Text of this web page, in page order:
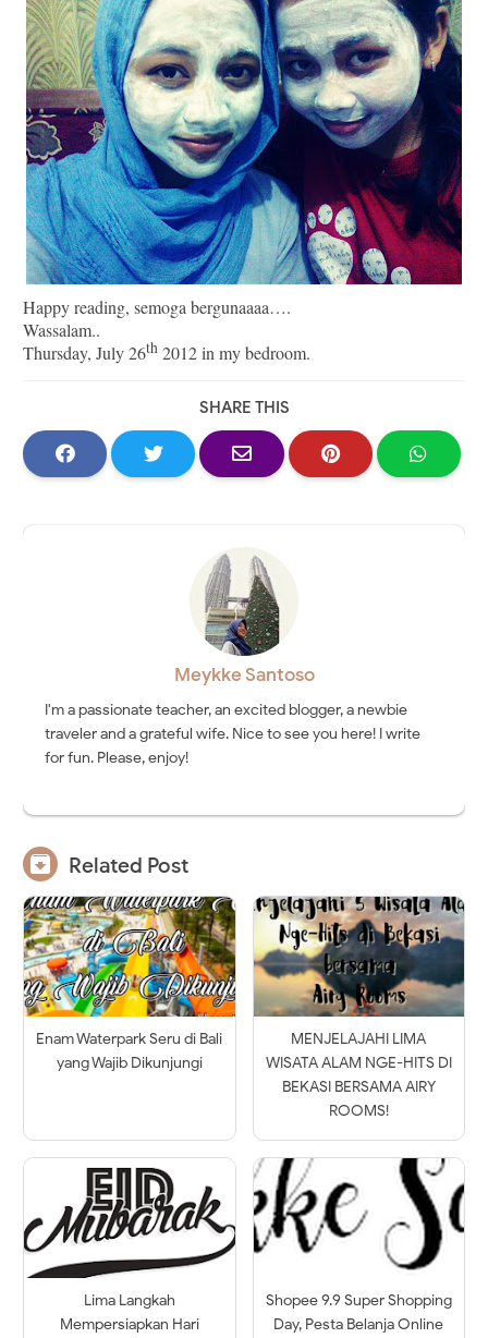
Happy reading, semoga bergunaaaa….
Wassalam..
Thursday, July 26th 2012 in my bedroom.
SHARE THIS
Meykke Santoso
I'm a passionate teacher, an excited blogger, a newbie
traveler and a grateful wife. Nice to see you here! I write
for fun. Please, enjoy!
 Related Post
Enam Waterpark Seru di Bali
yang Wajib Dikunjungi
MENJELAJAHI LIMA
WISATA ALAM NGE-HITS DI
BEKASI BERSAMA AIRY
ROOMS!
Lima Langkah
Mempersiapkan Hari
Shopee 9.9 Super Shopping
Day, Pesta Belanja Online